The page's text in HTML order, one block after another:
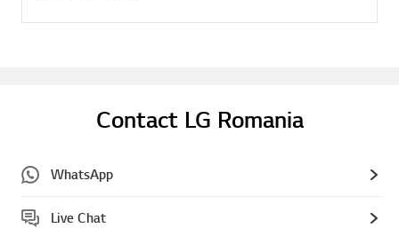
Contact LG Romania
WhatsApp
Live Chat